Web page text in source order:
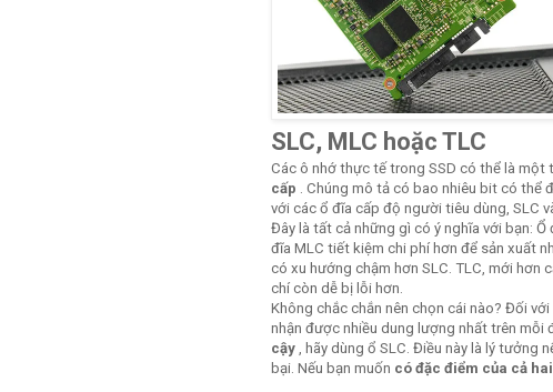
SLC, MLC hoặc TLC
Các ô nhớ thực tế trong SSD có thể là một
cấp . Chúng mô tả có bao nhiêu bit có
với các ổ đĩa cấp độ người tiêu dùng, SLC
Đây là tất cả những gì có ý nghĩa với bạn:
đĩa MLC tiết kiệm chi phí hơn để sản xuất
có xu hướng chậm hơn SLC. TLC, mới hơn
chí còn dễ bị lỗi hơn.
Không chắc chắn nên chọn cái nào? Đối với
nhận được nhiều dung lượng nhất trên mỗi
cậy , hãy dùng ổ SLC. Điều này là lý
bại. Nếu bạn muốn có đặc điểm của cả hai